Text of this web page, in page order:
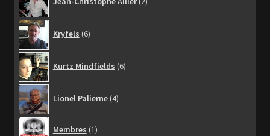
produits
Kryfels 6produits
Kurtz Mindfields 6produits
Lionel Palierne 4produits
Membres 1